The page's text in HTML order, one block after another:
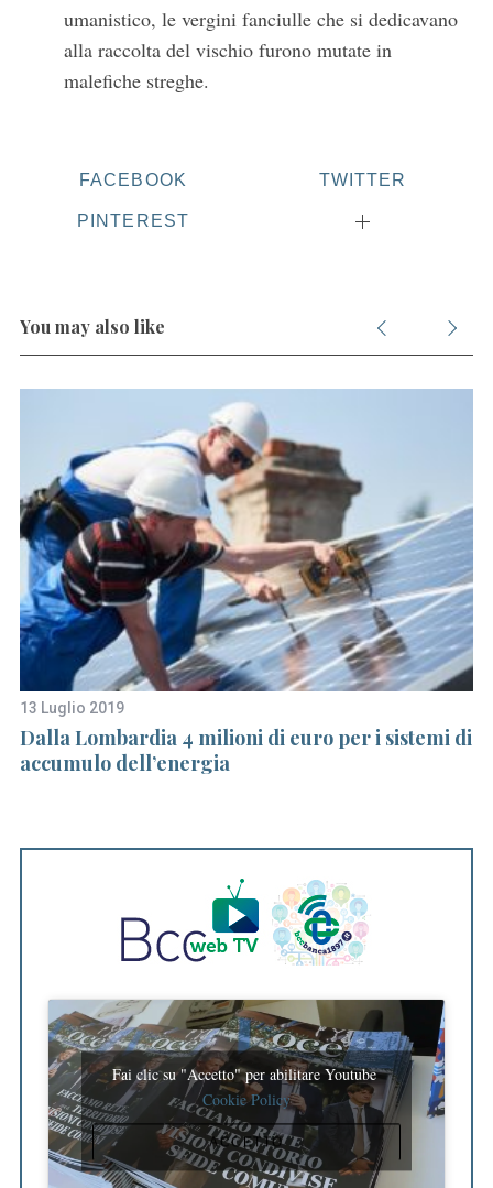
umanistico, le vergini fanciulle che si dedicavano
alla raccolta del vischio furono mutate in
malefiche streghe.
FACEBOOK TWITTER
PINTEREST
You may also like
13 Luglio 2019
Dalla Lombardia 4 milioni di euro per i sistemi di
accumulo dell’energia
Fai clic su "Accetto" per abilitare Youtube
Cookie Policy
ACCETTO
o
r